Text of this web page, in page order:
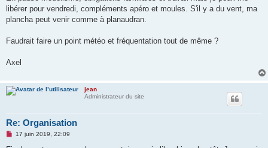
n
o
u
libérer pour vendredi, compléments apéro et moules. S'il y a du vent, ma
plancha peut venir comme à planaudran.
Faudrait faire un point météo et fréquentation tout de même ?
Axel
jean
Administrateur du site
Re: Organisation
M17 juin 2019, 22:09